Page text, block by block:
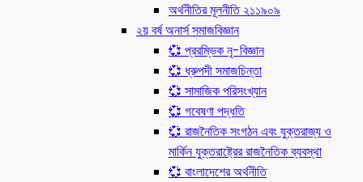
অর্থনীতির মূলনীতি ২১১৯০৯
২য় বর্ষ অনার্স সমাজবিজ্ঞান
💞 প্ররম্ভিক নৃ-বিজ্ঞান
💞 ধ্রুপদী সমাজচিন্তা
💞 সামাজিক পরিসংখ্যান
💞 গবেষণা পদ্ধতি
💞 রাজনৈতিক সংগঠন এবং যুক্তরাজ্য ও
মার্কিন যুক্তরাষ্ট্রের রাজনৈতিক ব্যবস্থা
💞 বাংলাদেশের অর্থনীতি